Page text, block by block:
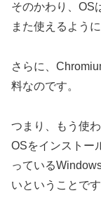
そのかわり、OS
また使えるよう
さらに、
料なのです。
つまり、もう使
OSをインストー
っている
いということです